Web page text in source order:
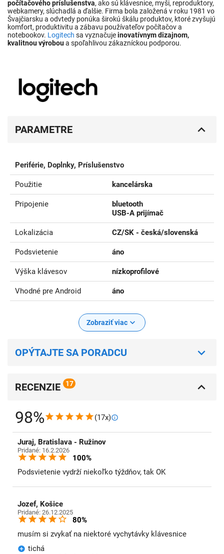
počítačového príslušenstva, ako sú klávesnice, myši, reproduktory,
webkamery, slúchadlá a ďalšie. Firma bola založená v roku 1981 vo
Švajčiarsku a odvtedy ponúka širokú škálu produktov, ktoré zvyšujú
komfort, produktivitu a zábavu používateľov počítačov a
notebookov. Logitech sa vyznačujeinovatívnym dizajnom,
kvalitnou výroboua spoľahlivou zákazníckou podporou.
PARAMETRE
Periférie, Doplnky, Príslušenstvo
Použitie kancelárska
Pripojenie
bluetooth
USB-A prijímač
Lokalizácia CZ/SK - česká/slovenská
Podsvietenie áno
Výška klávesov nízkoprofilové
Vhodné pre Android áno
Zobraziť viac
OPÝTAJTE SA PORADCU
RECENZIE 17
98% (17x)
Juraj, Bratislava - Ružinov
Pridané: 16.2.2026
100%
Podsvietenie vydrží niekoľko týždňov, tak OK
Jozef, Košice
Pridané: 26.12.2025
80%
musím si zvykať na niektoré vychytávky klávesnice
tichá